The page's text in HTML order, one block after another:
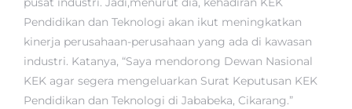
Pendidikan dan Teknologi akan ikut meningkatkan
kinerja perusahaan-perusahaan yang ada di kawasan
industri. Katanya, “Saya mendorong Dewan Nasional
KEK agar segera mengeluarkan Surat Keputusan KEK
Pendidikan dan Teknologi di Jababeka, Cikarang.”